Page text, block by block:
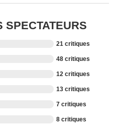
SPECTATEURS
21 critiques
48 critiques
12 critiques
13 critiques
7 critiques
8 critiques